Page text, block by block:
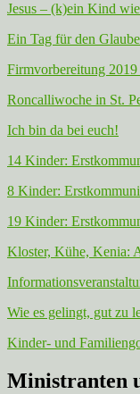
Jesus – (k)ein Kind
Ein Tag für den
Firmvorbereitung
Roncalliwoche in St.
Ich bin da bei euch!
14 Kinder:
8 Kinder:
19 Kinder:
Kloster, Kühe, Kenia:
Wie es gelingt, gut zu
Kinder- und
Ministranten